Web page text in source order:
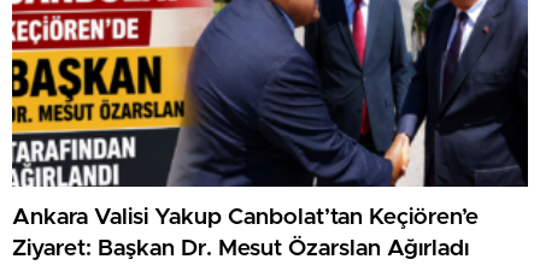
Ankara Valisi Yakup Canbolat’tan Keçiören’e
Ziyaret: Başkan Dr. Mesut Özarslan Ağırladı